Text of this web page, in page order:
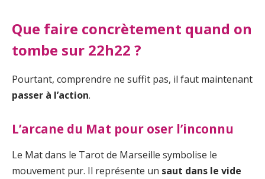
Que faire concrètement quand on
tombe sur 22h22 ?
Pourtant, comprendre ne suffit pas, il faut maintenant
passer à l’action.
L’arcane du Mat pour oser l’inconnu
Le Mat dans le Tarot de Marseille symbolise le
mouvement pur. Il représente un saut dans le vide